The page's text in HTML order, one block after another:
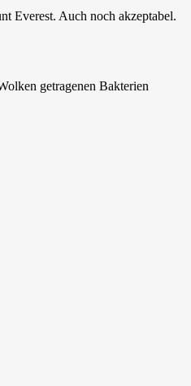
Everest. Auch noch akzeptabel.
getragenen Bakterien